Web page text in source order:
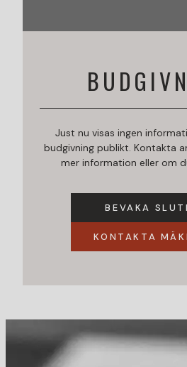
Just nu visas ingen
budgivning publikt. Kontakta
mer information eller om
BEVAKA
KONTAKTA